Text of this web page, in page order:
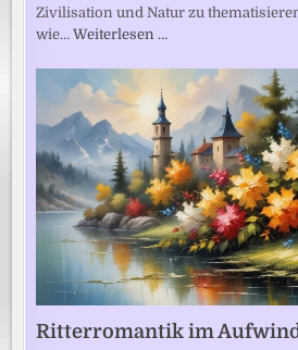
Zivilisation und Natur zu
wie…Weiterlesen …
Ritterromantik im